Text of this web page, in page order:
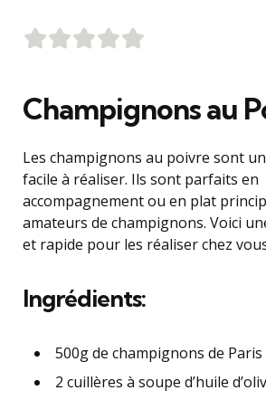
Champignons au
Les champignons au poivre sont
facile à réaliser. Ils sont parfaits en
accompagnement ou en plat
amateurs de champignons. Voici
et rapide pour les réaliser chez
Ingrédients:
500g de champignons de Paris
2 cuillères à soupe d’huile